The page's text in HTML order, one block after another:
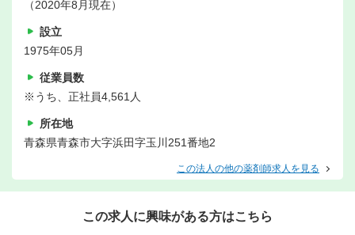
（2020年8月現在）
設立
1975年05月
従業員数
※うち、正社員4,561人
所在地
青森県青森市大字浜田字玉川251番地2
この法人の他の薬剤師求人を見る
この求人に興味がある方はこちら